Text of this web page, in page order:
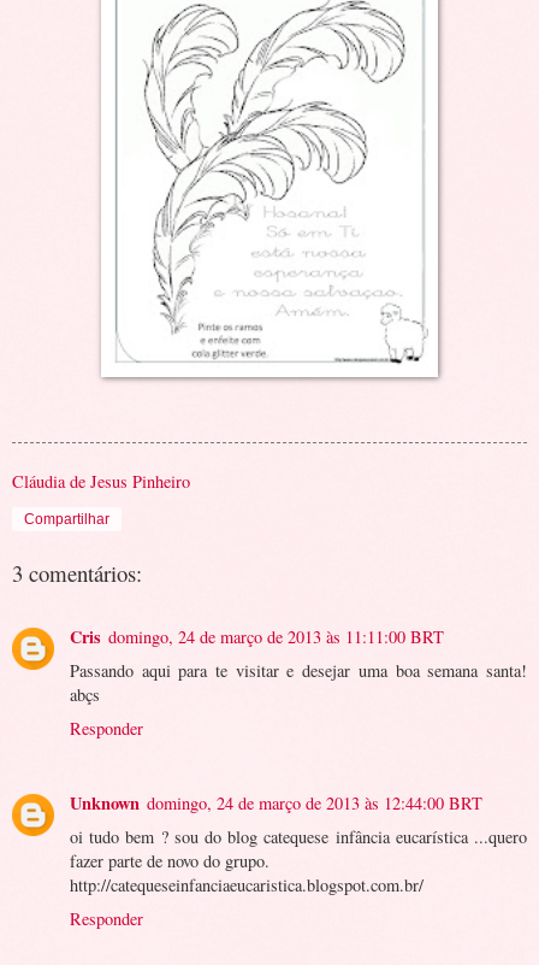
Cláudia de Jesus Pinheiro
Compartilhar
3 comentários:
Cris domingo, 24 de março de 2013 às 11:11:00 BRT
Passando aqui para te visitar e desejar uma boa semana santa!
abçs
Responder
Unknown domingo, 24 de março de 2013 às 12:44:00 BRT
oi tudo bem ? sou do blog catequese infância eucarística ...quero
fazer parte de novo do grupo.
http://catequeseinfanciaeucaristica.blogspot.com.br/
Responder